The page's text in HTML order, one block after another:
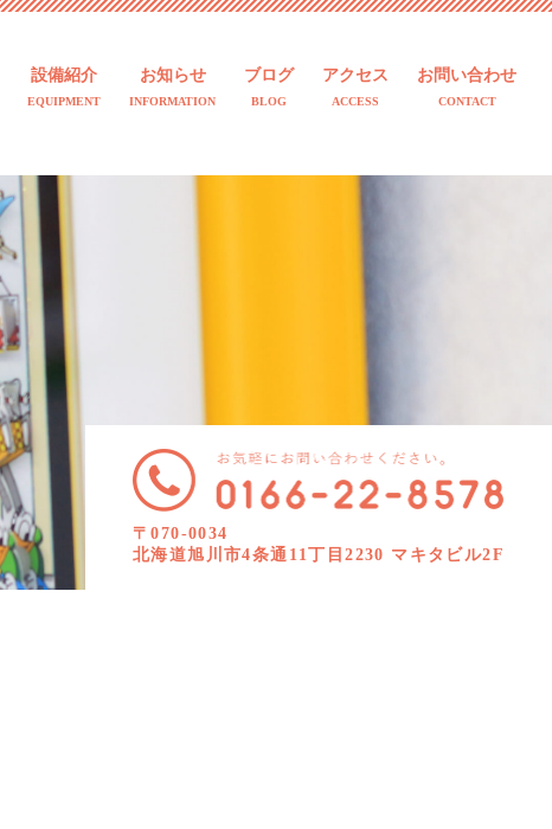
設備紹介
EQUIPMENT
お知らせ
INFORMATION
ブログ
BLOG
アクセス
ACCESS
お問い合わせ
CONTACT
〒070-0034
北海道旭川市4条通11丁目2230 マキタビル2F